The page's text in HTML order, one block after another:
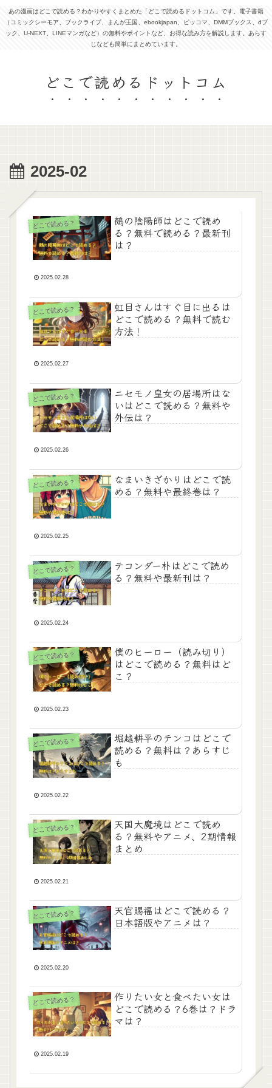
あの漫画はどこで読める？わかりやすくまとめた「どこで読めるドットコム」です。電子書籍
（コミックシーモア、ブックライブ、まんが王国、ebookjapan、ピッコマ、DMMブックス、dブ
ック、U-NEXT、LINEマンガなど）の無料やポイントなど、お得な読み方を解説します。あらす
じなども簡単にまとめています。
どこで読めるドットコム
2025-02
どこで読める？
鵺の陰陽師はどこで読め
る？無料で読める？最新刊
は？
2025.02.28
どこで読める？
虹目さんはすぐ目に出るは
どこで読める？無料で読む
方法！
2025.02.27
どこで読める？
ニセモノ皇女の居場所はな
いはどこで読める？無料や
外伝は？
2025.02.26
どこで読める？
なまいきざかりはどこで読
める？無料や最終巻は？
2025.02.25
どこで読める？
テコンダー朴はどこで読め
る？無料や最新刊は？
2025.02.24
どこで読める？
僕のヒーロー（読み切り）
はどこで読める？無料はど
こ？
2025.02.23
どこで読める？
堀越耕平のテンコはどこで
読める？無料は？あらすじ
も
2025.02.22
どこで読める？
天国大魔境はどこで読め
る？無料やアニメ、2期情報
まとめ
2025.02.21
どこで読める？
天官賜福はどこで読める？
日本語版やアニメは？
2025.02.20
どこで読める？
作りたい女と食べたい女は
どこで読める？6巻は？ドラ
マは？
2025.02.19